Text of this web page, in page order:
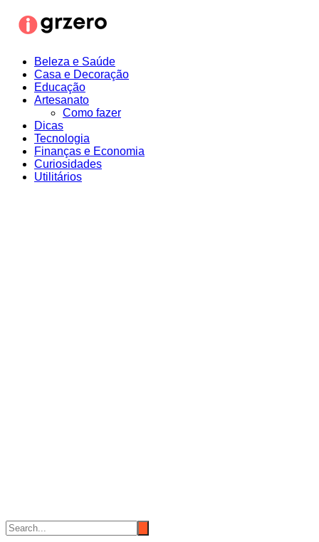
para
Beleza e Saúde
Casa e Decoração
Educação
Artesanato
Como fazer
Dicas
Tecnologia
Finanças e Economia
Curiosidades
Utilitários